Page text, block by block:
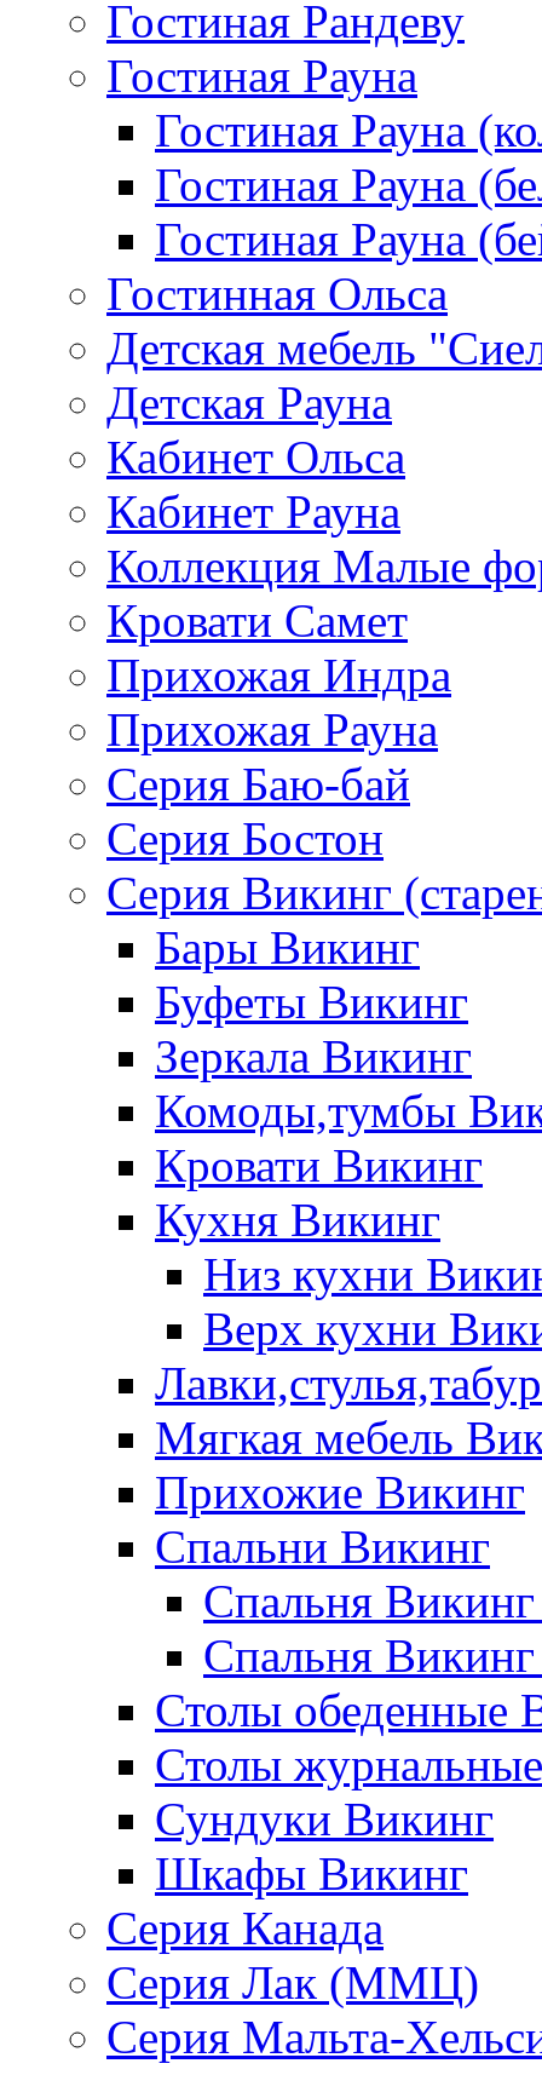
Гостиная Рандеву
Гостиная Рауна
Гостиная Рауна
Гостиная Рауна
Гостиная Рауна
Гостинная Ольса
Детская мебель
Детская Рауна
Кабинет Ольса
Кабинет Рауна
Коллекция Малые
Кровати Самет
Прихожая Индра
Прихожая Рауна
Серия Баю-бай
Серия Бостон
Серия Викинг
Бары Викинг
Буфеты Викинг
Зеркала Викинг
Комоды,тумбы
Кровати Викинг
Кухня Викинг
Низ кухни
Верх кухни
Мягкая мебель
Прихожие Викинг
Спальни Викинг
Спальня
Спальня
Столы обеденные
Столы
Сундуки Викинг
Шкафы Викинг
Серия Канада
Серия Лак (ММЦ)
Серия Мальта-